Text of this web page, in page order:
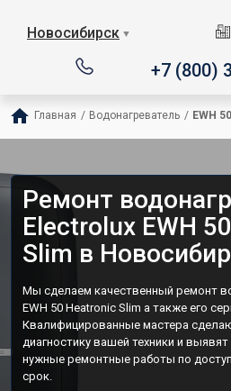
Новосибирск ▼
+7 (800)
Главная / Водонагреватель / EWH
Ремонт
Electrolux EWH
Slim в
Мы сделаем качественный ремонт
EWH 50 Heatronic Slim а также его
Квалифицированные мастера
диагностику вашей техники и
нужные ремонтные работы по
срок.